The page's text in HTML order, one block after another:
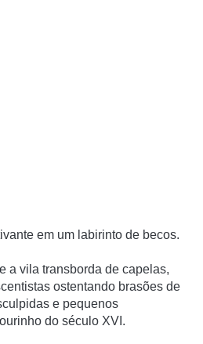
em um labirinto de becos.
a vila transborda de capelas,
ostentando brasões de
e pequenos
do século XVI.